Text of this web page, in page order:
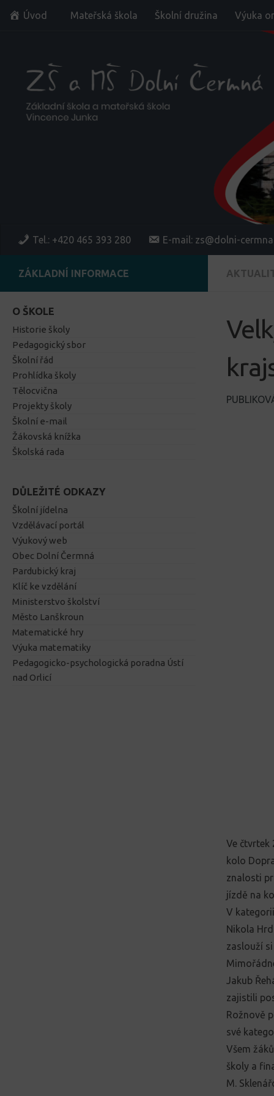
Skip to content
Úvod Mateřská škola Školní družina Výuka
Tel.: +420 465 393 280 E-mail: zs@dolni-
Ve čtvrtek
kolo
znalosti
jízdě na
V
Nikola
zaslouží
Jakub
zajistili
Rožnově
své
Všem
školy a
M.
ZÁKLADNÍ INFORMACE
O ŠKOLE
Historie školy
Pedagogický sbor
Školní řád
Prohlídka školy
Tělocvična
Projekty školy
Školní e-mail
Žákovská knížka
Školská rada
DŮLEŽITÉ ODKAZY
Školní jídelna
Vzdělávací portál
Výukový web
Obec Dolní Čermná
Pardubický kraj
Klíč ke vzdělání
Ministerstvo školství
Město Lanškroun
Matematické hry
Výuka matematiky
Pedagogicko-psychologická poradna Ústí
nad Orlicí